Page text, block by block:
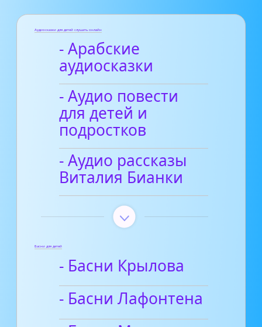
Аудиосказки для детей слушать онлайн
- Арабские
аудиосказки
- Аудио повести
для детей и
подростков
- Аудио рассказы
Виталия Бианки
Басни для детей
- Басни Крылова
- Басни Лафонтена